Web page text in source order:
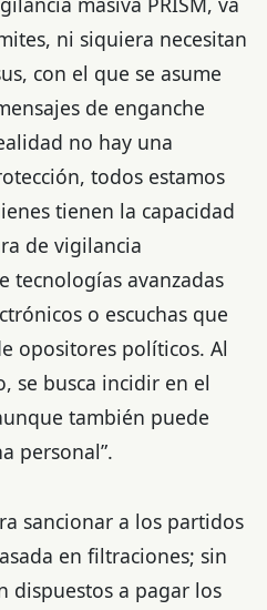
ni siquiera necesitan
con el que se asume
de enganche
no hay una
todos estamos
tienen la capacidad
de vigilancia
tecnologías avanzadas
o escuchas que
opositores políticos. Al
se busca incidir en el
también puede
personal”.
sancionar a los partidos
en filtraciones; sin
dispuestos a pagar los